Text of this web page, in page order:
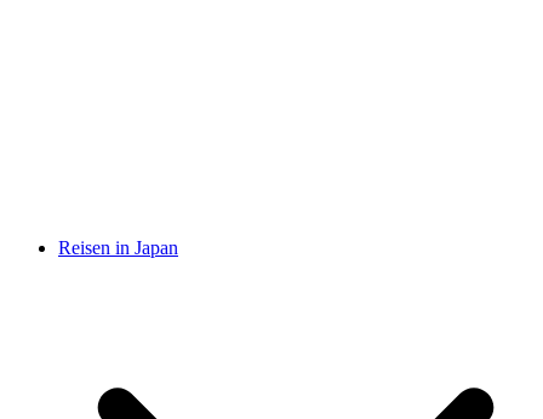
Reisen in Japan